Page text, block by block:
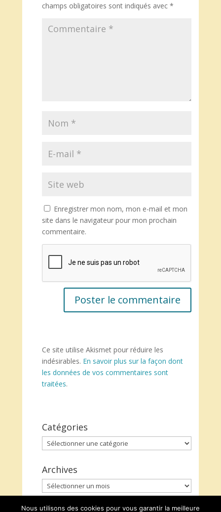
champs obligatoires sont indiqués avec *
Enregistrer mon nom, mon e-mail et mon
site dans le navigateur pour mon prochain
commentaire.
Ce site utilise Akismet pour réduire les
indésirables. En savoir plus sur la façon dont
les données de vos commentaires sont
traitées.
Catégories
Catégories
Archives
Archives
Nous utilisons des cookies pour vous garantir la meilleure